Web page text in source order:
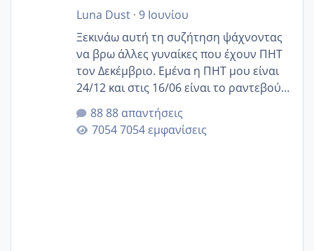
Luna Dust· 9 Ιουνίου
Ξεκινάω αυτή τη συζήτηση ψάχνοντας
να βρω άλλες γυναίκες που έχουν ΠΗΤ
τον Δεκέμβριο. Εμένα η ΠΗΤ μου είναι
24/12 και στις 16/06 είναι το ραντεβού
της αυχενικής διαφάνειας. Έχω αρκετό
άγχος και οι μέρες δεν φαίνεται να
περνάνε με τίποτα.
88 απαντήσεις
7054 εμφανίσεις